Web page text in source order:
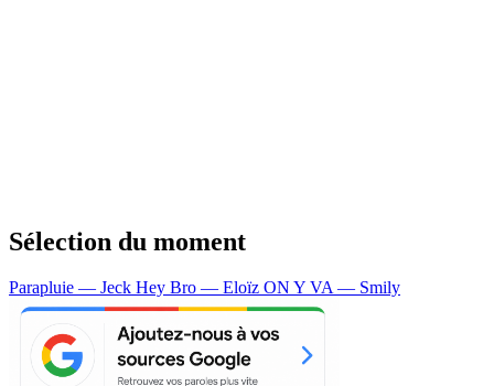
Sélection du moment
Parapluie — Jeck Hey Bro — Eloïz ON Y VA — Smily